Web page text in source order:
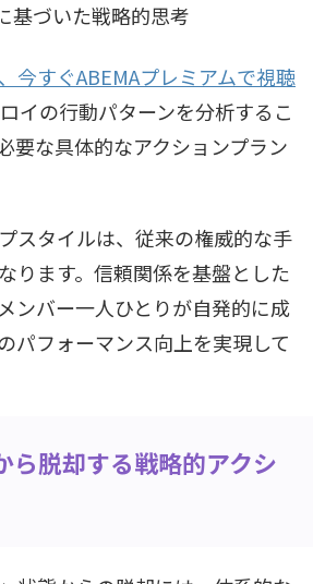
基づいた戦略的思考
今すぐABEMAプレミアムで視聴
イの行動パターンを分析するこ
要な具体的なアクションプラン
スタイルは、従来の権威的な手
ります。信頼関係を基盤とした
ンバー一人ひとりが自発的に成
パフォーマンス向上を実現して
ら脱却する戦略的アクシ